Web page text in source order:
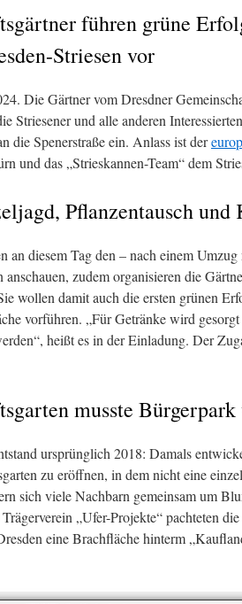
führen grüne
Striesen vor
Die Gärtner vom Dresdner
Striesener und alle anderen
die Spenerstraße ein. Anlass ist der
und das „Strieskannen-Team“ dem
Pflanzentausch und
an diesem Tag den – nach einem Umzug
anschauen, zudem organisieren die
wollen damit auch die ersten grünen
vorführen. „Für Getränke wird
heißt es in der Einladung. Der
musste
ursprünglich 2018: Damals
zu eröffnen, in dem nicht eine
sich viele Nachbarn gemeinsam um
„Ufer-Projekte“ pachteten
eine Brachfläche hinterm